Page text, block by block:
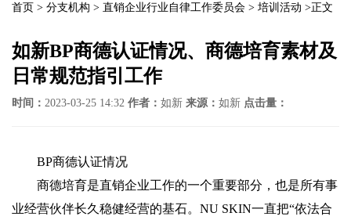
首页 > 分支机构 > 直销企业行业自律工作委员会 > 培训活动 >正文
如新BP商德认证情况、商德培育素材及
日常规范指引工作
时间： 2023-03-25 14:32 作者： 如新 来源： 如新 点击量：
BP商德认证情况
商德培育是直销企业工作的一个重要部分，也是所有事
业经营伙伴长久稳健经营的基石。NU SKIN一直把“依法合